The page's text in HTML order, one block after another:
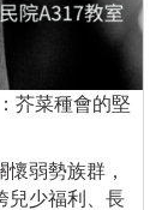
芥菜種會的堅
弱勢族群，
兒少福利、長